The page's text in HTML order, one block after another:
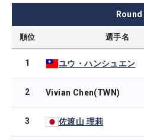
Round
順位 選手名
1 ユウ・ハンシュエン
2 Vivian Chen(TWN)
3 佐渡山 理莉